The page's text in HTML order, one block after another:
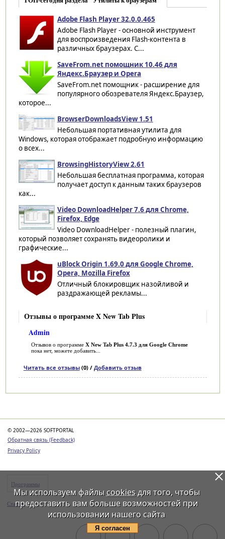
Adobe Flash Player 32.0.0.465
Adobe Flash Player - основной инструмент
для воспроизведения Flash-контента в
различных браузерах. С...
SaveFrom.net помощник 10.46 для
Яндекс.Браузер и Opera
SaveFrom.net помощник - расширение для
популярного обозревателя Яндекс.Браузер,
которое...
BrowserDownloadsView 1.51
Небольшая портативная утилита для
Windows, которая отображает подробную информацию
о всех...
BrowsingHistoryView 2.61
Небольшая бесплатная программа, которая
получает доступ к данным таких браузеров
как...
Video DownloadHelper 7.6 для Chrome,
Firefox, Edge
Video DownloadHelper - полезный плагин,
который позволяет сохранять видеоролики и
графические...
uBlock Origin 1.69.0 для Google Chrome,
Opera, Mozilla Firefox
Отличный блокировщик назойливой и
раздражающей рекламы...
Отзывы о программе X New Tab Plus
Admin
Отзывов о программе X New Tab Plus 4.7.3 для Google Chrome
пока нет, можете добавить...
Читать все отзывы(0) / Добавить отзыв
© 2002—2026 SOFTPORTAL
Обратная связь (Feedback)
Privacy Policy
Программы
Статьи
Мы используем файлы cookiesдля того, чтобы
предоставить вам больше возможностей при
использовании нашего сайта